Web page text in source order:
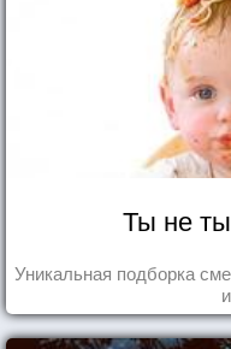
Ты не
Уникальная подборка